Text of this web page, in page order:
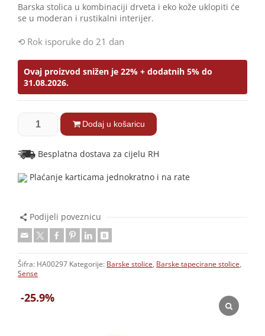
-25.9%
Barska stolica u kombinaciji drveta i eko kože uklopiti će
se u moderan i rustikalni interijer.
Rok isporuke do 21 dan
Ovaj proizvod snižen je 22% + dodatnih 5% do
31.08.2026.
Dodaj u košaricu
Besplatna dostava za cijelu RH
Plaćanje karticama jednokratno i na rate
Podijeli poveznicu
Šifra: HA00297 Kategorije: Barske stolice, Barske tapecirane stolice,
Sense